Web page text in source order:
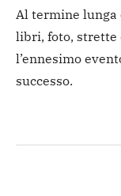
Al termine lunga
libri, foto, strette
l’ennesimo
successo.